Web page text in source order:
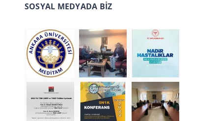
SOSYAL MEDYADA BİZ